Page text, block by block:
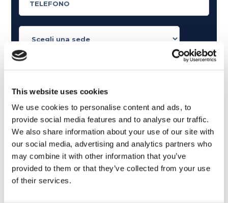
This website uses cookies
We use cookies to personalise content and ads, to
provide social media features and to analyse our traffic.
We also share information about your use of our site with
our social media, advertising and analytics partners who
may combine it with other information that you’ve
provided to them or that they’ve collected from your use
of their services.
Articoli dedicati a inglese nel mondo del lavoro
Articoli con tips e new sulla lingua inglese
In quanto di età superiore ai 16 anni, dichiaro di acconsentire
al trattamento dei miei dati personali in conformità
all’ informativa privacy.
relative ai prodotti e servizi a marchio MyES